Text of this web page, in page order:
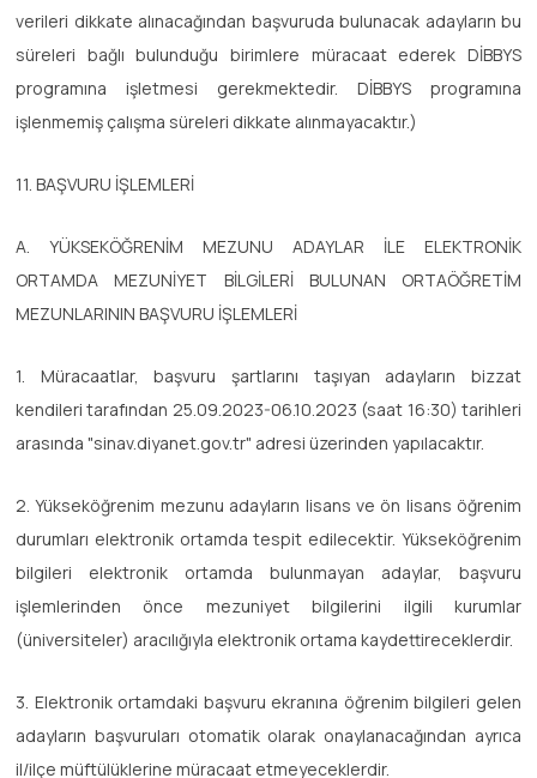
verileri dikkate alınacağından başvuruda bulunacak adayların bu
süreleri bağlı bulunduğu birimlere müracaat ederek DİBBYS
programına işletmesi gerekmektedir. DİBBYS programına
işlenmemiş çalışma süreleri dikkate alınmayacaktır.)
11. BAŞVURU İŞLEMLERİ
A. YÜKSEKÖĞRENİM MEZUNU ADAYLAR İLE ELEKTRONİK
ORTAMDA MEZUNİYET BİLGİLERİ BULUNAN ORTAÖĞRETİM
MEZUNLARININ BAŞVURU İŞLEMLERİ
1. Müracaatlar, başvuru şartlarını taşıyan adayların bizzat
kendileri tarafından 25.09.2023-06.10.2023 (saat 16:30) tarihleri
arasında "sinav.diyanet.gov.tr" adresi üzerinden yapılacaktır.
2. Yükseköğrenim mezunu adayların lisans ve ön lisans öğrenim
durumları elektronik ortamda tespit edilecektir. Yükseköğrenim
bilgileri elektronik ortamda bulunmayan adaylar, başvuru
işlemlerinden önce mezuniyet bilgilerini ilgili kurumlar
(üniversiteler) aracılığıyla elektronik ortama kaydettireceklerdir.
3. Elektronik ortamdaki başvuru ekranına öğrenim bilgileri gelen
adayların başvuruları otomatik olarak onaylanacağından ayrıca
il/ilçe müftülüklerine müracaat etmeyeceklerdir.